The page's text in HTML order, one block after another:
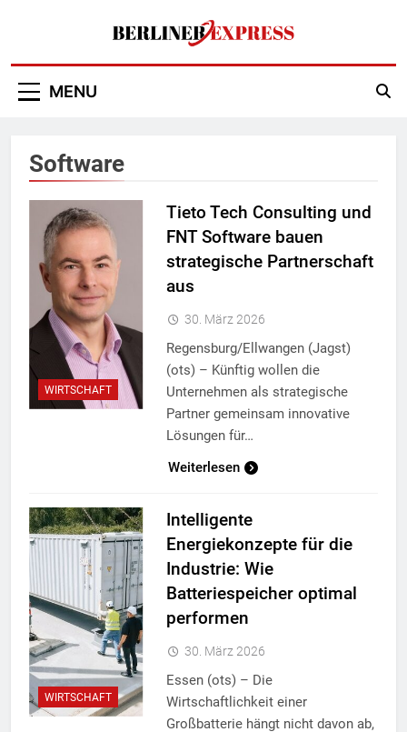
Berliner Express
MENU
Software
WIRTSCHAFT
Tieto Tech Consulting und
FNT Software bauen
strategische Partnerschaft
aus
30. März 2026
Regensburg/Ellwangen (Jagst)
(ots) – Künftig wollen die
Unternehmen als strategische
Partner gemeinsam innovative
Lösungen für…
Weiterlesen
WIRTSCHAFT
Intelligente
Energiekonzepte für die
Industrie: Wie
Batteriespeicher optimal
performen
30. März 2026
Essen (ots) – Die
Wirtschaftlichkeit einer
Großbatterie hängt nicht davon ab,